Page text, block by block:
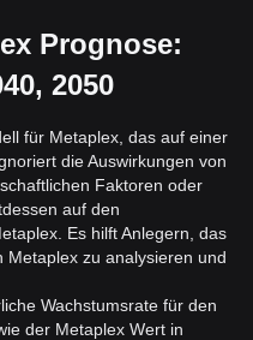
Prognose:
2050
für Metaplex, das auf einer
die Auswirkungen von
Faktoren oder
auf den
Es hilft Anlegern, das
Metaplex zu analysieren und
Wachstumsrate für den
der Metaplex Wert in